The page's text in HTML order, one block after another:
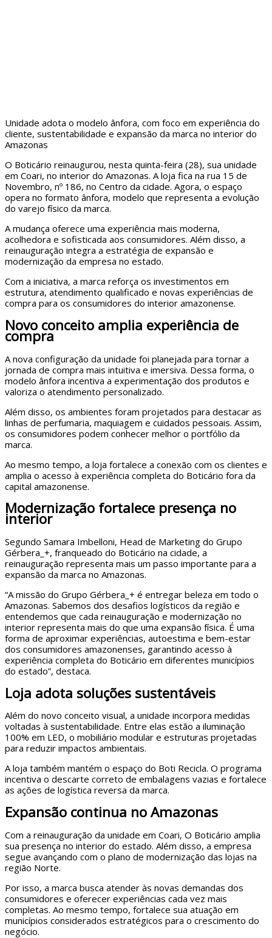
Unidade adota o modelo ânfora, com foco em experiência do
cliente, sustentabilidade e expansão da marca no interior do
Amazonas
O Boticário reinaugurou, nesta quinta-feira (28), sua unidade
em Coari, no interior do Amazonas. A loja fica na rua 15 de
Novembro, nº 186, no Centro da cidade. Agora, o espaço
opera no formato ânfora, modelo que representa a evolução
do varejo físico da marca.
A mudança oferece uma experiência mais moderna,
acolhedora e sofisticada aos consumidores. Além disso, a
reinauguração integra a estratégia de expansão e
modernização da empresa no estado.
Com a iniciativa, a marca reforça os investimentos em
estrutura, atendimento qualificado e novas experiências de
compra para os consumidores do interior amazonense.
Novo conceito amplia experiência de
compra
A nova configuração da unidade foi planejada para tornar a
jornada de compra mais intuitiva e imersiva. Dessa forma, o
modelo ânfora incentiva a experimentação dos produtos e
valoriza o atendimento personalizado.
Além disso, os ambientes foram projetados para destacar as
linhas de perfumaria, maquiagem e cuidados pessoais. Assim,
os consumidores podem conhecer melhor o portfólio da
marca.
Ao mesmo tempo, a loja fortalece a conexão com os clientes e
amplia o acesso à experiência completa do Boticário fora da
capital amazonense.
Modernização fortalece presença no
interior
Segundo Samara Imbelloni, Head de Marketing do Grupo
Gérbera_+, franqueado do Boticário na cidade, a
reinauguração representa mais um passo importante para a
expansão da marca no Amazonas.
“A missão do Grupo Gérbera_+ é entregar beleza em todo o
Amazonas. Sabemos dos desafios logísticos da região e
entendemos que cada reinauguração e modernização no
interior representa mais do que uma expansão física. É uma
forma de aproximar experiências, autoestima e bem-estar
dos consumidores amazonenses, garantindo acesso à
experiência completa do Boticário em diferentes municípios
do estado”, destaca.
Loja adota soluções sustentáveis
Além do novo conceito visual, a unidade incorpora medidas
voltadas à sustentabilidade. Entre elas estão a iluminação
100% em LED, o mobiliário modular e estruturas projetadas
para reduzir impactos ambientais.
A loja também mantém o espaço do Boti Recicla. O programa
incentiva o descarte correto de embalagens vazias e fortalece
as ações de logística reversa da marca.
Expansão continua no Amazonas
Com a reinauguração da unidade em Coari, O Boticário amplia
sua presença no interior do estado. Além disso, a empresa
segue avançando com o plano de modernização das lojas na
região Norte.
Por isso, a marca busca atender às novas demandas dos
consumidores e oferecer experiências cada vez mais
completas. Ao mesmo tempo, fortalece sua atuação em
municípios considerados estratégicos para o crescimento do
negócio.